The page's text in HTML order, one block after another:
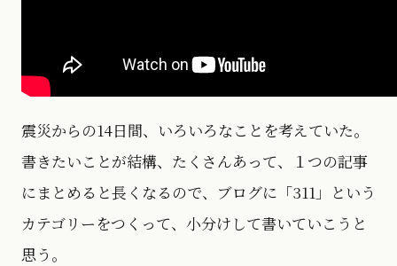
震災からの14日間、いろいろなことを考えていた。
書きたいことが結構、たくさんあって、１つの記事
にまとめると長くなるので、ブログに「311」という
カテゴリーをつくって、小分けして書いていこうと
思う。